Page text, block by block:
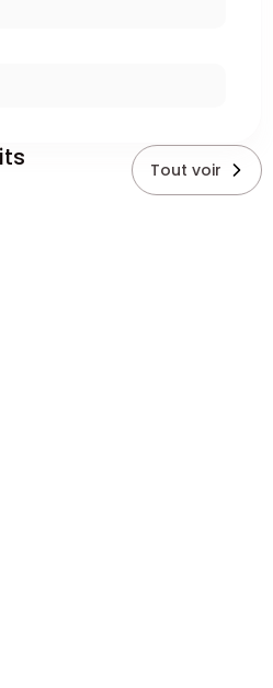
Tout voir